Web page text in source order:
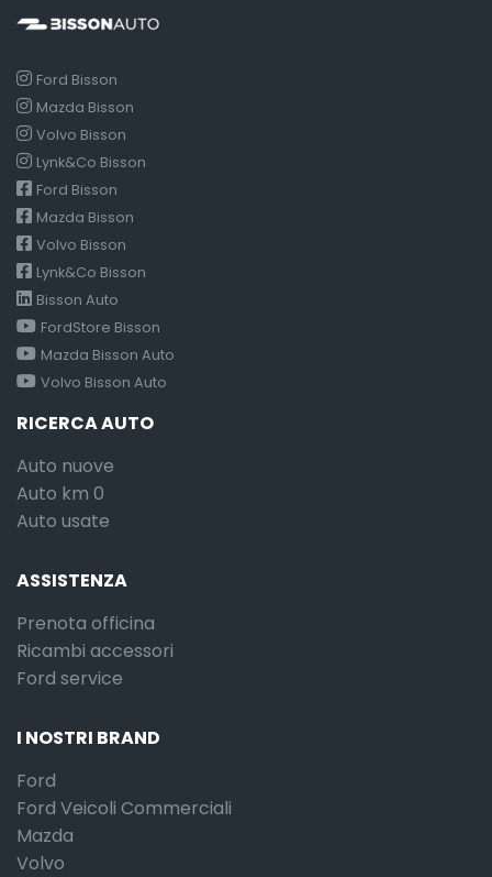
Ford Bisson
Mazda Bisson
Volvo Bisson
Lynk&Co Bisson
Ford Bisson
Mazda Bisson
Volvo Bisson
Lynk&Co Bisson
Bisson Auto
FordStore Bisson
Mazda Bisson Auto
Volvo Bisson Auto
RICERCA AUTO
Auto nuove
Auto km 0
Auto usate
ASSISTENZA
Prenota officina
Ricambi accessori
Ford service
I NOSTRI BRAND
Ford
Ford Veicoli Commerciali
Mazda
Volvo